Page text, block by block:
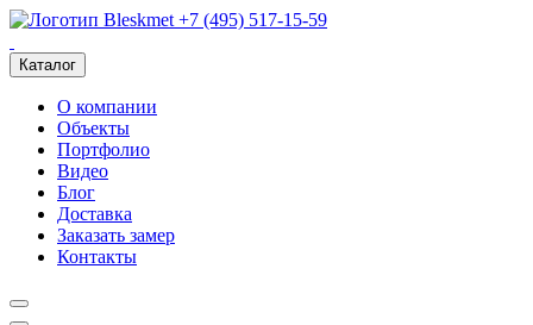
+7 (495) 517-15-59
Каталог
О компании
Объекты
Портфолио
Видео
Блог
Доставка
Заказать замер
Контакты